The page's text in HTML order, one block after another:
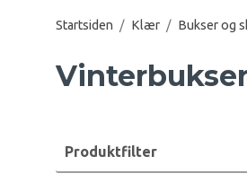
Startsiden / Klær / Bukser og
Produktfilter